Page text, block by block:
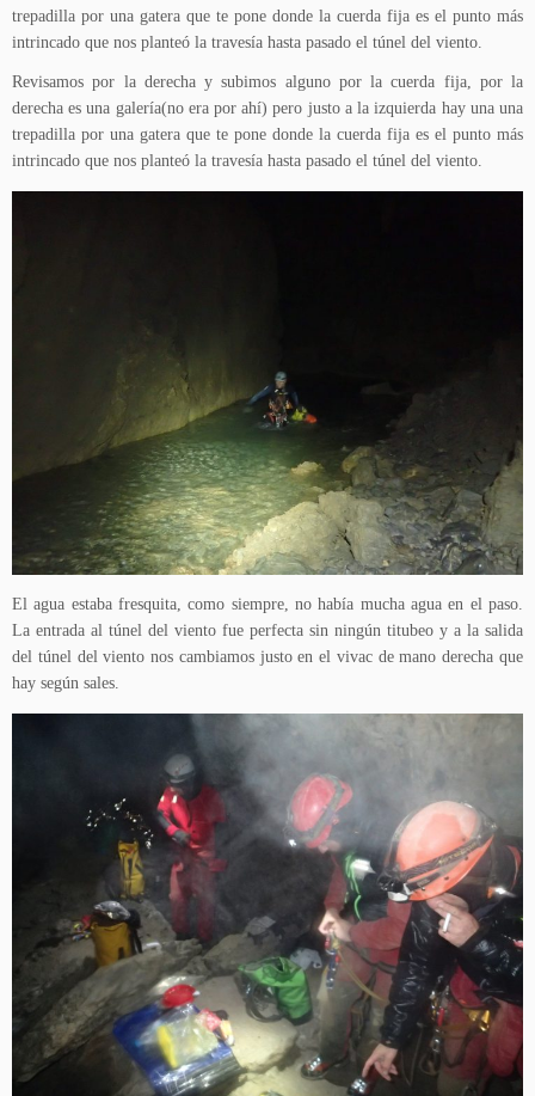
trepadilla por una gatera que te pone donde la cuerda fija es el punto más
intrincado que nos planteó la travesía hasta pasado el túnel del viento.
Revisamos por la derecha y subimos alguno por la cuerda fija, por la
derecha es una galería(no era por ahí) pero justo a la izquierda hay una una
trepadilla por una gatera que te pone donde la cuerda fija es el punto más
intrincado que nos planteó la travesía hasta pasado el túnel del viento.
El agua estaba fresquita, como siempre, no había mucha agua en el paso.
La entrada al túnel del viento fue perfecta sin ningún titubeo y a la salida
del túnel del viento nos cambiamos justo en el vivac de mano derecha que
hay según sales.